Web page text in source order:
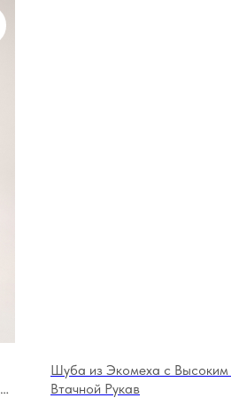
Шуба из Экомеха с
Втачной Рукав